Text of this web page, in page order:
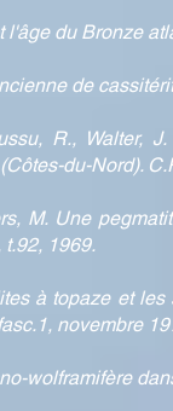
l'âge du Bronze
de
R., Walter,
du-Nord).
M. Une
t.92, 1969.
à topaze et
novembre
wolframifère